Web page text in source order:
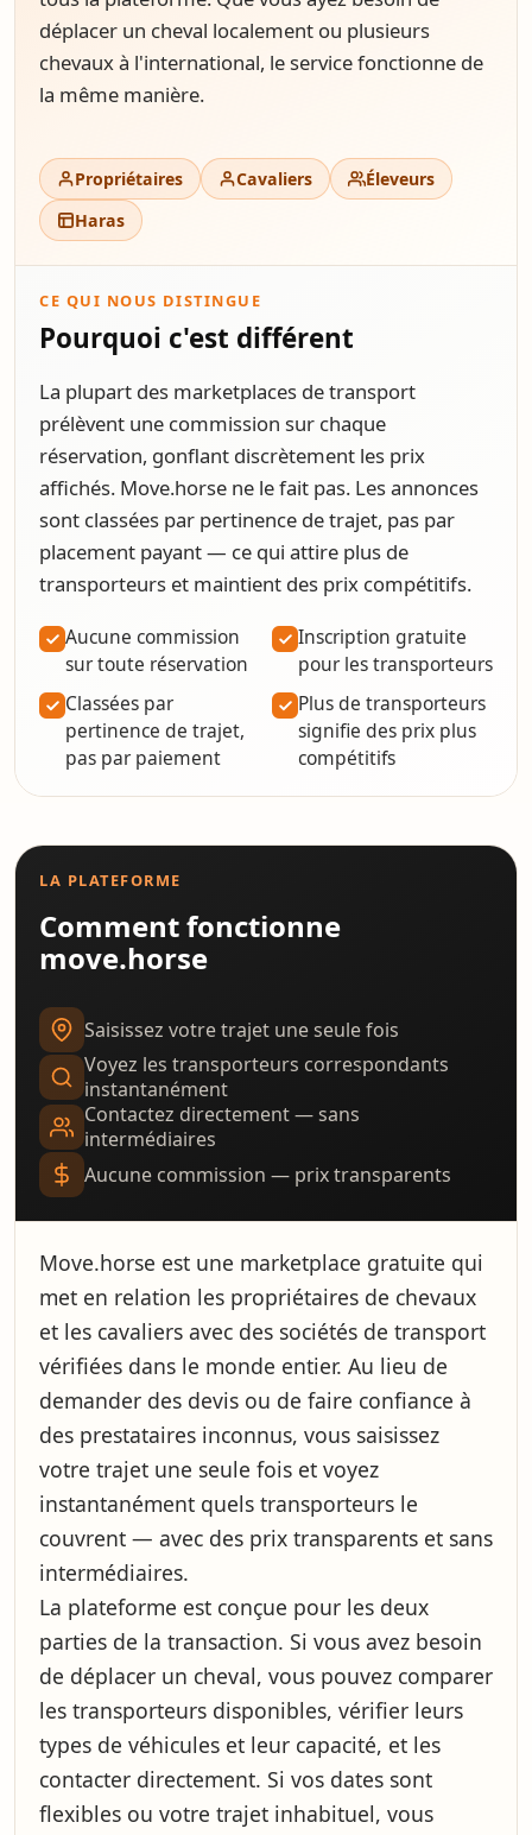
déplacer un cheval localement ou plusieurs
chevaux à l'international, le service fonctionne de
la même manière.
Propriétaires Cavaliers
Éleveurs
Haras
CE QUI NOUS DISTINGUE
Pourquoi c'est différent
La plupart des marketplaces de transport
prélèvent une commission sur chaque
réservation, gonflant discrètement les prix
affichés. Move.horse ne le fait pas. Les annonces
sont classées par pertinence de trajet, pas par
placement payant — ce qui attire plus de
transporteurs et maintient des prix compétitifs.
Aucune commission
sur toute réservation
Inscription gratuite
pour les transporteurs
Classées par
pertinence de trajet,
pas par paiement
Plus de transporteurs
signifie des prix plus
compétitifs
LA PLATEFORME
Comment fonctionne
move.horse
Saisissez votre trajet une seule fois
Voyez les transporteurs correspondants
instantanément
Contactez directement — sans
intermédiaires
Aucune commission — prix transparents
Move.horse est une marketplace gratuite qui
met en relation les propriétaires de chevaux
et les cavaliers avec des sociétés de transport
vérifiées dans le monde entier. Au lieu de
demander des devis ou de faire confiance à
des prestataires inconnus, vous saisissez
votre trajet une seule fois et voyez
instantanément quels transporteurs le
couvrent — avec des prix transparents et sans
intermédiaires.
La plateforme est conçue pour les deux
parties de la transaction. Si vous avez besoin
de déplacer un cheval, vous pouvez comparer
les transporteurs disponibles, vérifier leurs
types de véhicules et leur capacité, et les
contacter directement. Si vos dates sont
flexibles ou votre trajet inhabituel, vous